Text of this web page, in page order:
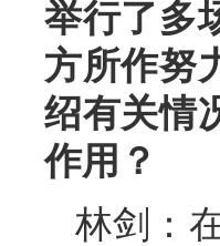
举行了多
方所作努
绍有关情
作用？
林剑：